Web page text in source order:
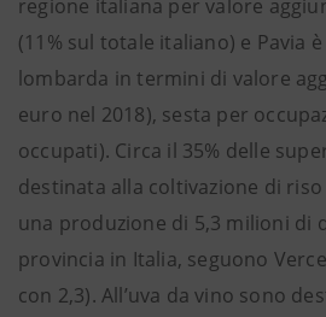
regione italiana per valore
(11% sul totale italiano) e Pavia
lombarda in termini di valore
euro nel 2018), sesta per
occupati). Circa il 35% delle
destinata alla coltivazione di
una produzione di 5,3 milioni di
provincia in Italia, seguono
con 2,3). All’uva da vino sono